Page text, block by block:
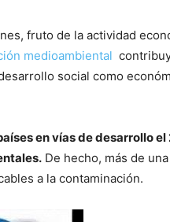
fruto de la actividad
medioambiental
social como
en vías de desarrollo el
De hecho, más de
a la contaminación.